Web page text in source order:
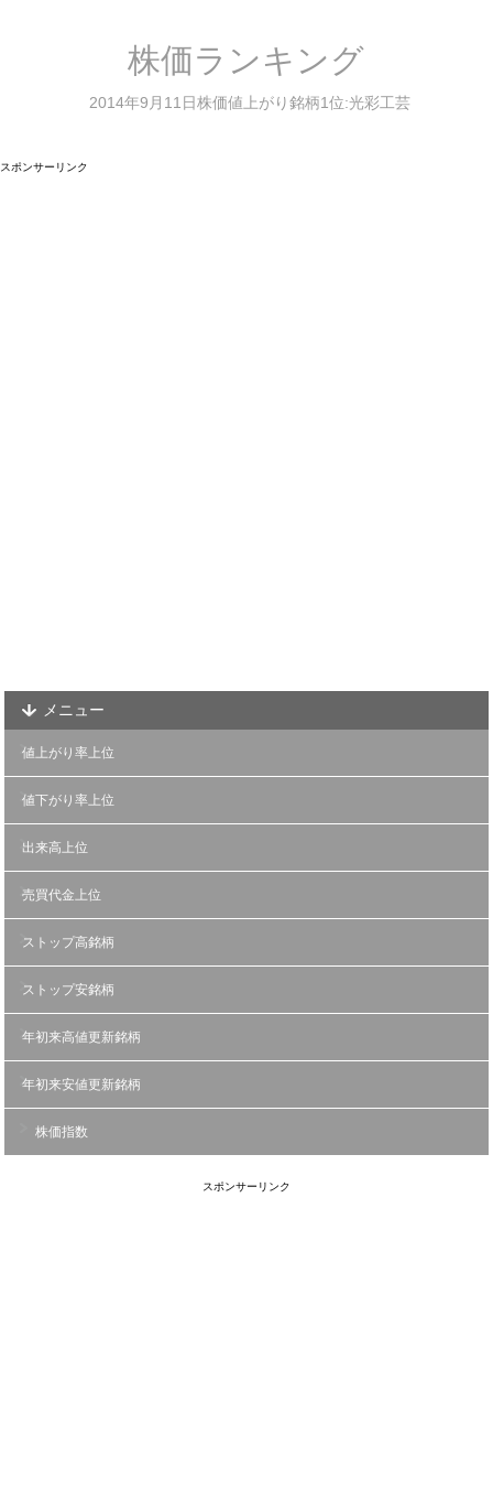
株価ランキング
2014年9月11日株価値上がり銘柄1位:光彩工芸
スポンサーリンク
メニュー
値上がり率上位
値下がり率上位
出来高上位
売買代金上位
ストップ高銘柄
ストップ安銘柄
年初来高値更新銘柄
年初来安値更新銘柄
株価指数
スポンサーリンク